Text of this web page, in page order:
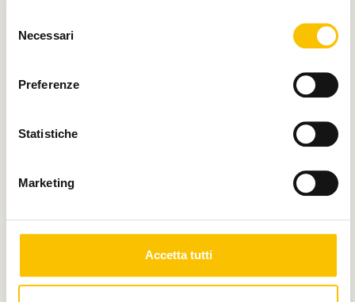
delNecessari
Preferenze
Statistiche
Marketing
Accetta tutti